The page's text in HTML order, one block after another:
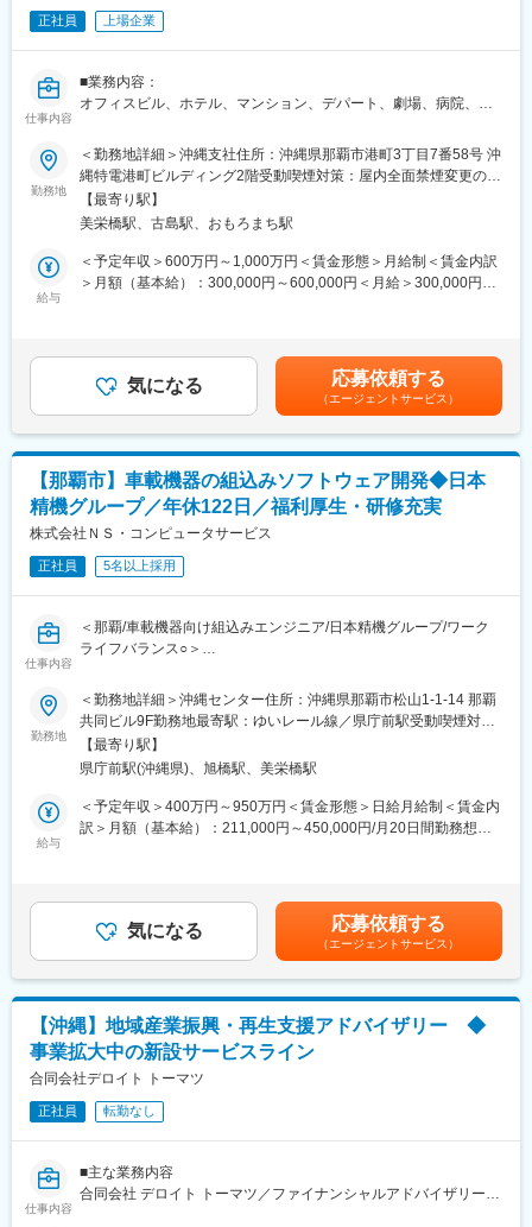
高品質注文住宅を実現／創業15年で社員数3000名以上＆売上
2000億円突破の成長率！
■業務内容
注文住宅アドバイザーをお任せします。住まいづくりを検討する
案します。
＜業務詳細＞
展示場にお越しいただいたお客様の反響型営業をお任せします。
・ご希望をヒアリングしプランを作成
・融資やローンに関する相談対応や手続き手配
年収1000万円 ～2000万円の方も多数！入社後年収400～500万円
UPした社員も在籍しています。
・受注棟数に応じて主任・係長・課長・所長と昇格する明確な評
価基準
■業務の魅力
・提案しやすい商品
商品プランをあえて絞っているため、ハイグレードな注文住宅を
販売できる価格力が大きな強みです。
・設計～引き渡しまで一連で担当
そのため、設計や空間構築の専門知識も身に付きます
正社員 上場企業
仕事内容
■業務内容：
オフィスビル、ホテル、マンション、デパート、劇場、病院、工
修工事を担当します。工事の見積もり・工事の工程管理・資材管
理・安全管理・労務管理・原価管理・品質管理・事務管理などを
通じて、現場のモチベーション・生産性を高めていく役割です。
ゼネコンや工事業者、施主など、様々な関係者との折衝も担当し
ます※工事対応での出張の可能性があります。
■業務の特徴：
物件の規模は数百万円から数十億円と様々で、新設や改修など幅
り腰を落ち着けて業務に取り組むことができます。各業界のトッ
プクラスの顧客との取引が多いため、今までの経験を活かしなが
ら能力・スキルを高めていける職場です。
を数多く手掛けており、有名建設の工事に携わるチャンスがあり
ます。研修制度も充実しており、職場内研修（OJT）、集合研
修、自己啓発の3つを教育体制の柱とし、多彩なカリキュラムを設
けています。また、資格取得支援制度も充実。社内講習会や集合
研修等、社員の資格取得をバックアップしています。さらに試験
の受験費用や通信教育の受講費用の会社負担、及び報奨金を支給
する制度も設けています。資格保有者数は延べ約14,000人となっ
ており、社員の意識の高さが表れています。
変更の範囲：会社の定める業務
勤務地
＜勤務地詳細＞沖縄支社住所：沖縄県那覇市港町3丁目7番58号 沖
縄特電港町ビルディング2階受動喫煙対策：屋内全面禁煙変更の範
囲：会社の定める事業所
【最寄り駅】
美栄橋駅、古島駅、おもろまち駅
給与
＜予定年収＞600万円～1,000万円＜賃金形態＞月給制＜賃金内訳
＞月額（基本給）：300,000円～600,000円＜月給＞300,000円～
円（25歳）、550万円（30歳）、645万円（35歳）、700万円
（40歳）、780万円（45歳）賃金はあくまでも目安の金額であ
り、選考を通じて上下する可能性があります。月給(月額)は固定手
当を含めた表記です。
気になる 応募依頼する
（エージェントサービス）
【那覇市】車載機器の組込みソフトウェア開発◆日本
精機グループ／年休122日／福利厚生・研修充実
株式会社ＮＳ・コンピュータサービス
正社員 5名以上採用
仕事内容
＜那覇/車載機器向け組込みエンジニア/日本精機グループ/ワーク
ライフバランス○＞
■業務内容：
二輪／四輪の車載機器開発をメインに、C言語での組込み系ソフ
トウェア開発を担当します。
なお業務の中心は、グループ会社の日本精機の取引先である自動
車・バイクメーカー（自動車メータ、バイクのメータ）関連の開
発となります。
・仕様作成、要求分析～設計～開発～テスト
・業務プロセス改善と品質対応 など
・顧客やパートナー会社（オフショア開発会社含む）との連絡窓
■ポジションの魅力：
◎自動車関連（メータ等の車載製品）に強みを持っており、それ
ぞれ専門性のあるエンジニア複数人でチームプロジェクトを組
み、情報共有しながら開発を進めるため、そのシナジーを最大限
発揮しエンジニアとしての力量を早い速度で高めていける環境で
す。
◎人の命を預かるシステムだけに安全性と信頼性が求められます
ので、高い技術を身につけることができます。
◎また教育体制も充実しており、入社後の各種技術研修やビジネ
ススキルの向上も可能です。
勤務地
＜勤務地詳細＞沖縄センター住所：沖縄県那覇市松山1-1-14 那覇
共同ビル9F勤務地最寄駅：ゆいレール線／県庁前駅受動喫煙対
策：屋内全面禁煙
【最寄り駅】
県庁前駅(沖縄県)、旭橋駅、美栄橋駅
給与
＜予定年収＞400万円～950万円＜賃金形態＞日給月給制＜賃金内
訳＞月額（基本給）：211,000円～450,000円/月20日間勤務想定
あり、選考を通じて上下する可能性があります。月給(月額)は固定
手当を含めた表記です。
気になる 応募依頼する
（エージェントサービス）
【沖縄】地域産業振興・再生支援アドバイザリー ◆
事業拡大中の新設サービスライン
合同会社デロイト トーマツ
正社員 転勤なし
仕事内容
■主な業務内容
合同会社 デロイト トーマツ／ファイナンシャルアドバイザリー